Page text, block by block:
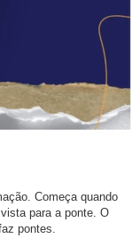
Começa quando
para a ponte. O
pontes.